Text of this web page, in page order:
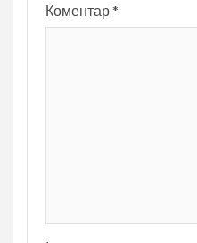
Коментар*